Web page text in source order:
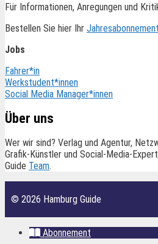
Für Informationen, Anregungen und
Bestellen Sie hier Ihr Jahresabonnement
Jobs
Fahrer*in
Werkstudent*innen
Social Media Manager*innen
Über uns
Wer wir sind? Verlag und Agentur,
Grafik-Künstler und Social-Media-
Guide Team.
© 2026 Hamburg Guide
Abonnement